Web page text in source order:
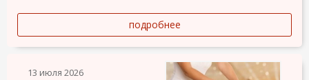
подробнее
13 июля 2026